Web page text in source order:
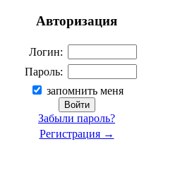
Авторизация
Логин:
Пароль:
запомнить меня
Забыли пароль?
Регистрация →